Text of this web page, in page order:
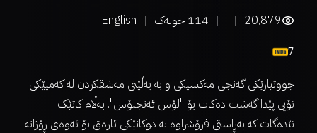
20,879
114 خولەک English
7
جووتیارێکی گەنجی مەکسیکی و بە بەڵێنی مەشقکردن لە کەمپێکی
تۆپی پێدا گەشت دەکات بۆ "لۆس ئەنجلۆس". بەڵام کاتێک
تێدەگات کە بەڕاستی فرۆشراوە بە دوکانێکی ئارەق بۆ ئەوەی ڕۆژانە